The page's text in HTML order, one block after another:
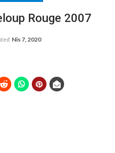
Rouge 2007
Nis 7, 2020